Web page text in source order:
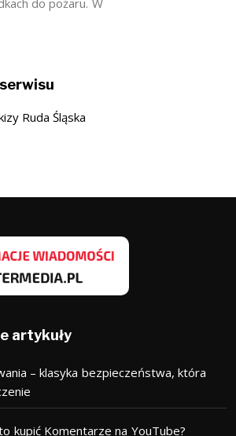
do pożaru. W
Ruda Śląska
artykuły
– klasyka bezpieczeństwa, która
kupić Komentarze na YouTube?